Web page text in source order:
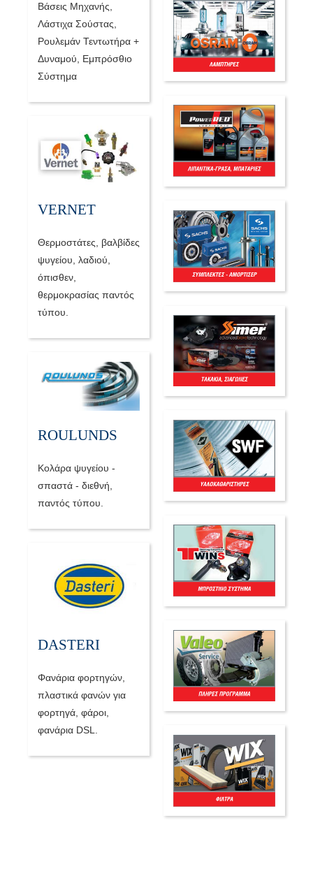
Βάσεις Μηχανής,
Λάστιχα Σούστας,
Ρουλεμάν Τεντωτήρα +
Δυναμού, Εμπρόσθιο
Σύστημα
VERNET
Θερμοστάτες, βαλβίδες
ψυγείου, λαδιού,
όπισθεν,
θερμοκρασίας παντός
τύπου.
ROULUNDS
Κολάρα ψυγείου -
σπαστά - διεθνή,
παντός τύπου.
DASTERI
Φανάρια φορτηγών,
πλαστικά φανών για
φορτηγά, φάροι,
φανάρια DSL.